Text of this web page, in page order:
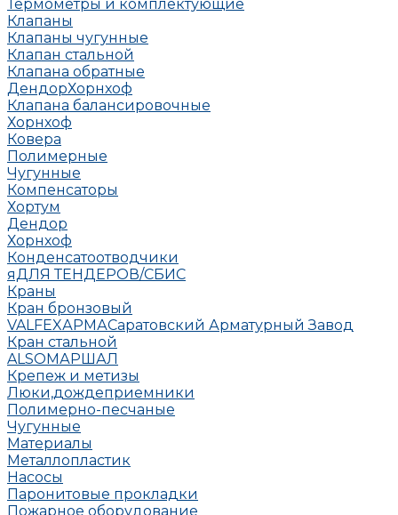
Термометры и комплектующие
Клапаны
Клапаны чугунные
Клапан стальной
Клапана обратные
ДендорХорнхоф
Клапана балансировочные
Хорнхоф
Ковера
Полимерные
Чугунные
Компенсаторы
Хортум
Дендор
Хорнхоф
Конденсатоотводчики
яДЛЯ ТЕНДЕРОВ/СБИС
Краны
Кран бронзовый
VALFEXАРМАСаратовский Арматурный Завод
Кран стальной
ALSOМАРШАЛ
Крепеж и метизы
Люки,дождеприемники
Полимерно-песчаные
Чугунные
Материалы
Металлопластик
Насосы
Паронитовые прокладки
Пожарное оборудование